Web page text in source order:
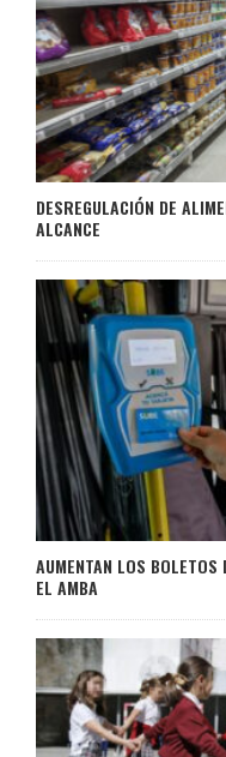
DESREGULACIÓN DE
ALCANCE
AUMENTAN LOS BOLETOS
EL AMBA